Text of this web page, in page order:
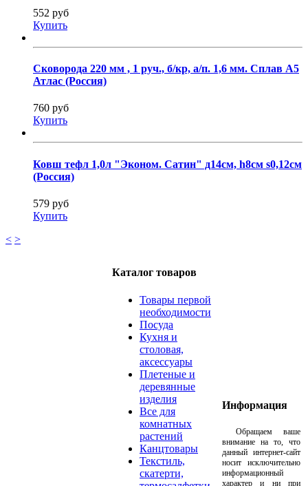
552 руб
Купить
Сковорода 220 мм , 1 руч., б/кр, а/п. 1,6 мм. Сплав А5
Атлас (Россия)
760 руб
Купить
Ковш тефл 1,0л "Эконом. Сатин" д14см, h8см s0,12см
(Россия)
579 руб
Купить
< >
Каталог товаров
Товары первой
необходимости
Посуда
Кухня и
столовая,
аксессуары
Плетеные и
деревянные
изделия
Все для
комнатных
растений
Канцтовары
Текстиль,
скатерти,
Информация
Обращаем ваше
внимание на то, что
данный интернет-сайт
носит исключительно
информационный
характер и ни при